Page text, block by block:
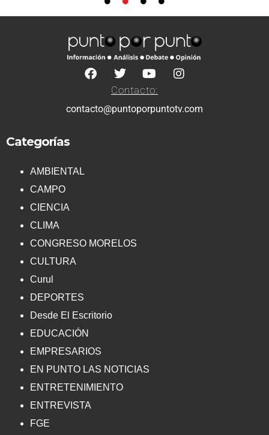
Contacto:
contacto@puntoporpuntotv.com
Categorías
AMBIENTAL
CAMPO
CIENCIA
CLIMA
CONGRESO MORELOS
CULTURA
Curul
DEPORTES
Desde El Escritorio
EDUCACIÓN
EMPRESARIOS
EN PUNTO LAS NOTICIAS
ENTRETENIMIENTO
ENTREVISTA
FGE